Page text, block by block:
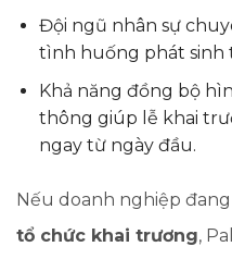
Đội ngũ nhân sự
tình huống phát sinh
Khả năng đồng bộ
thông giúp lễ khai
ngay từ ngày đầu.
Nếu doanh nghiệp
tổ chức khai trương,